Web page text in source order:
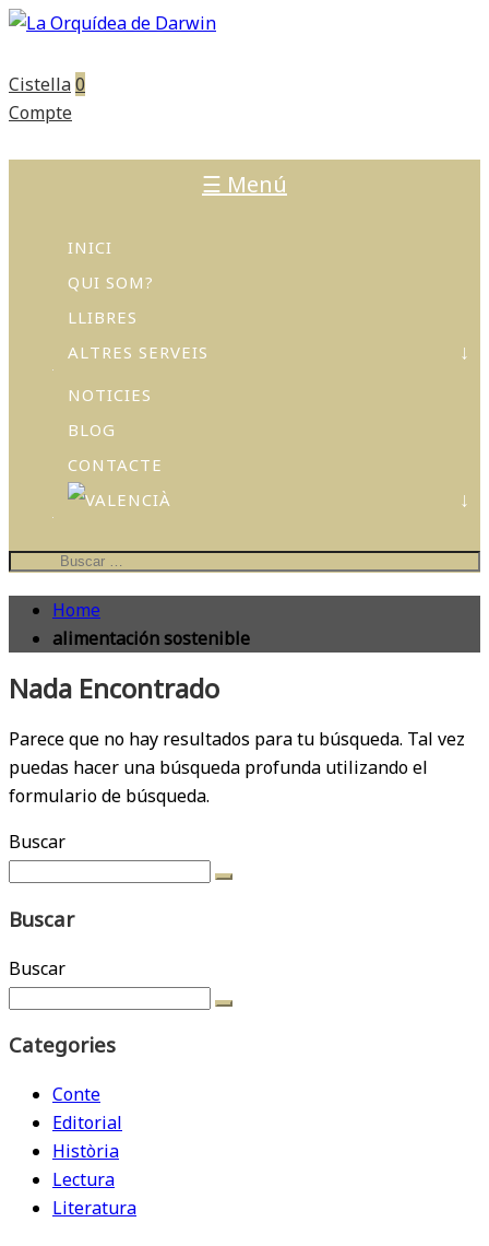
Cistella0
Compte
☰ Menú
INICI
QUI SOM?
LLIBRES
ALTRES SERVEIS
ACTIVITATS
TALLERS
CONTES
PERSONALIZATS
IL·LUSTRA
TEU
COL·LE
NOTICIES
BLOG
CONTACTE
Home
alimentación sostenible
Nada Encontrado
Parece que no hay resultados para tu búsqueda. Tal vez
puedas hacer una búsqueda profunda utilizando el
formulario de búsqueda.
Buscar
Buscar
Buscar
Categories
Conte
Editorial
Història
Lectura
Literatura